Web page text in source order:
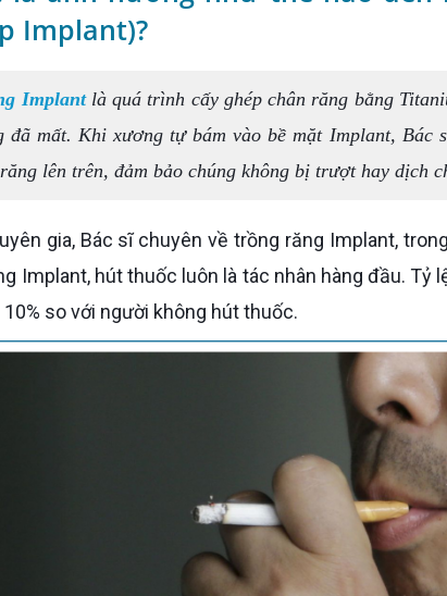
Implant)?
Implantlà quá trình cấy ghép chân răng bằng
đã mất. Khi xương tự bám vào bề mặt Implant, Bác
lên trên, đảm bảo chúng không bị trượt hay dịch
Implant, hút thuốc luôn là tác nhân hàng đầu.
10% so với người không hút thuốc.